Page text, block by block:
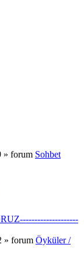
» forum Sohbet
» forum Öyküler /